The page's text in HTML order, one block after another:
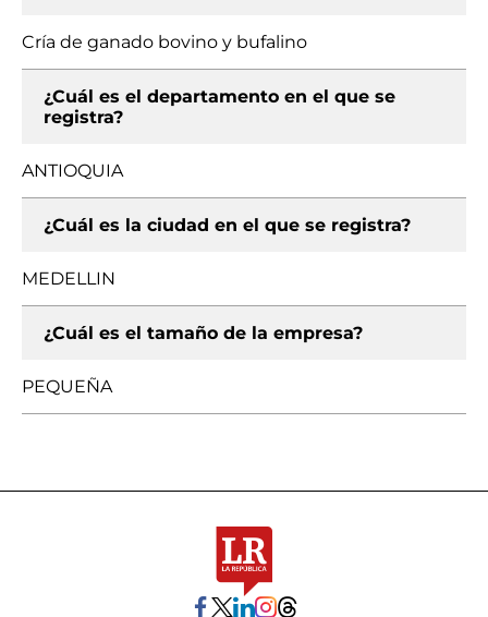
Cría de ganado bovino y bufalino
¿Cuál es el departamento en el que se
registra?
ANTIOQUIA
¿Cuál es la ciudad en el que se registra?
MEDELLIN
¿Cuál es el tamaño de la empresa?
PEQUEÑA